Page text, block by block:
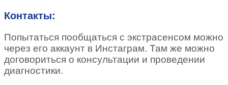
Контакты:
Попытаться пообщаться с экстрасенсом можно
через его аккаунт в Инстаграм. Там же можно
договориться о консультации и проведении
диагностики.